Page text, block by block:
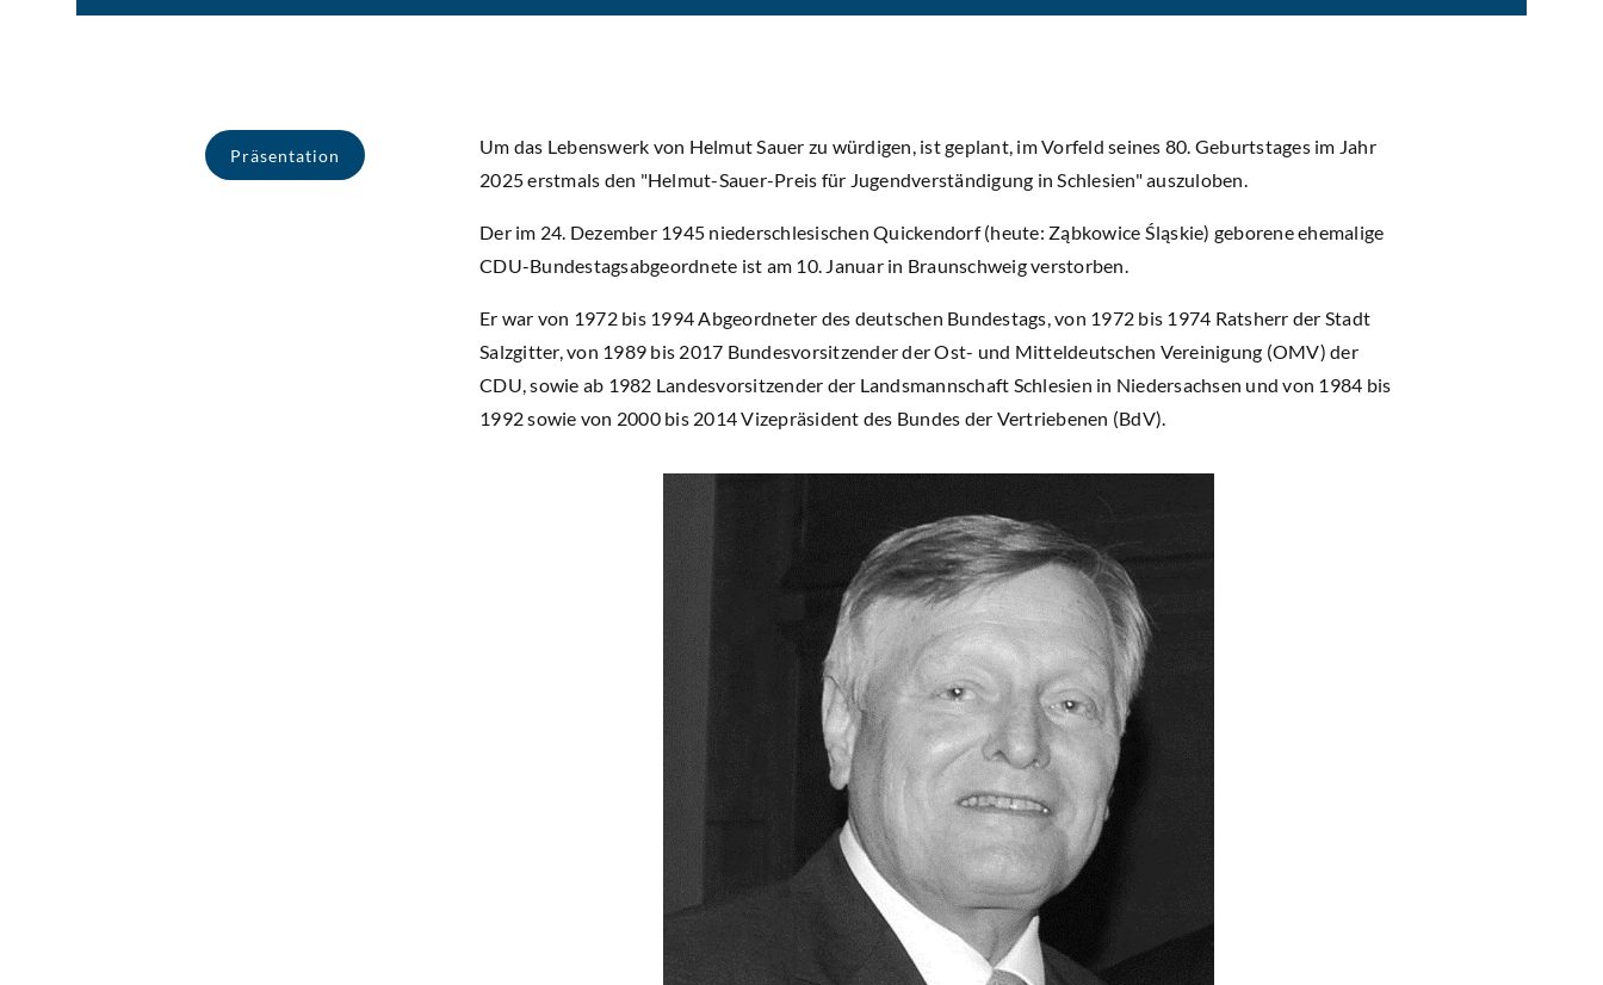
Präsentation
Um das Lebenswerk von Helmut Sauer zu würdigen, ist geplant, im Vorfeld seines 80. Geburtstages im Jahr
2025 erstmals den "Helmut-Sauer-Preis für Jugendverständigung in Schlesien" auszuloben.
Der im 24. Dezember 1945 niederschlesischen Quickendorf (heute: Ząbkowice Śląskie) geborene ehemalige
CDU-Bundestagsabgeordnete ist am 10. Januar in Braunschweig verstorben.
Er war von 1972 bis 1994 Abgeordneter des deutschen Bundestags, von 1972 bis 1974 Ratsherr der Stadt
Salzgitter, von 1989 bis 2017 Bundesvorsitzender der Ost- und Mitteldeutschen Vereinigung (OMV) der
CDU, sowie ab 1982 Landesvorsitzender der Landsmannschaft Schlesien in Niedersachsen und von 1984 bis
1992 sowie von 2000 bis 2014 Vizepräsident des Bundes der Vertriebenen (BdV).